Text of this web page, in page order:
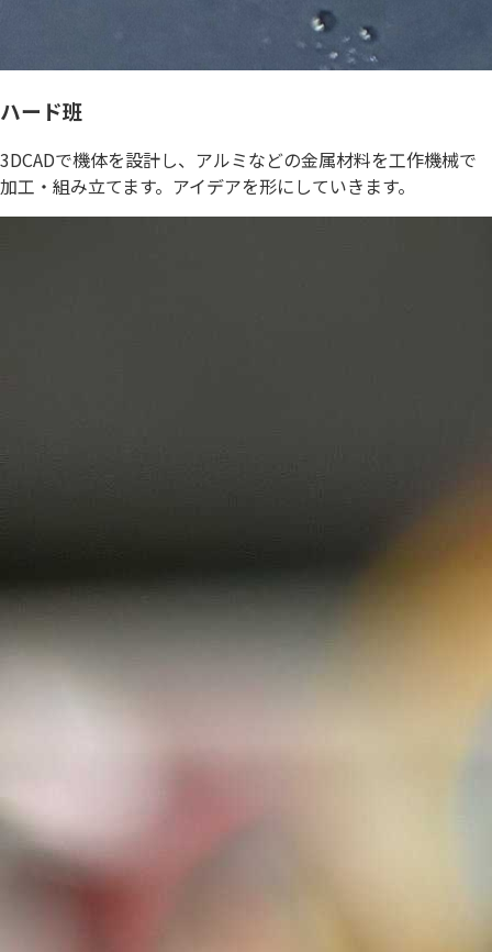
ハード班
3DCADで機体を設計し、アルミなどの金属材料を工作機械で
加工・組み立てます。アイデアを形にしていきます。